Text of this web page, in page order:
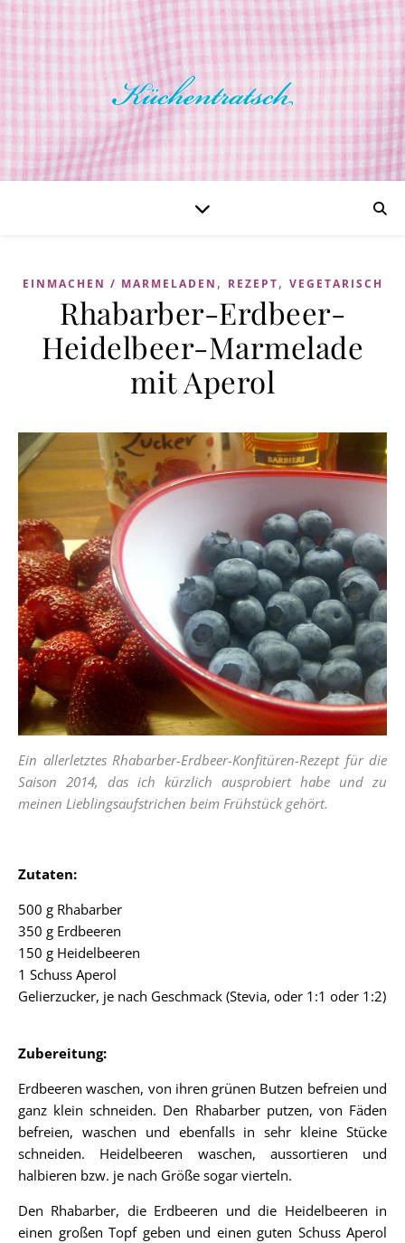
EINMACHEN / MARMELADEN , REZEPT, VEGETARISCH
Rhabarber-Erdbeer-
Heidelbeer-Marmelade
mit Aperol
Ein allerletztes Rhabarber-Erdbeer-Konfitüren-Rezept für die
Saison 2014, das ich kürzlich ausprobiert habe und zu
meinen Lieblingsaufstrichen beim Frühstück gehört.
Zutaten:
500 g Rhabarber
350 g Erdbeeren
150 g Heidelbeeren
1 Schuss Aperol
Gelierzucker, je nach Geschmack (Stevia, oder 1:1 oder 1:2)
Zubereitung:
Erdbeeren waschen, von ihren grünen Butzen befreien und
ganz klein schneiden. Den Rhabarber putzen, von Fäden
befreien, waschen und ebenfalls in sehr kleine Stücke
schneiden. Heidelbeeren waschen, aussortieren und
halbieren bzw. je nach Größe sogar vierteln.
Den Rhabarber, die Erdbeeren und die Heidelbeeren in
einen großen Topf geben und einen guten Schuss Aperol